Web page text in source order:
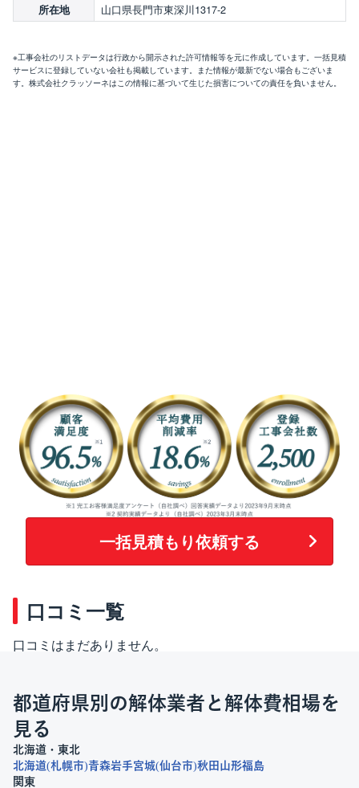
所在地 山口県長門市東深川1317-2
※工事会社のリストデータは行政から開示された許可情報等を元に作成しています。一括見積
サービスに登録していない会社も掲載しています。また情報が最新でない場合もございま
す。株式会社クラッソーネはこの情報に基づいて生じた損害についての責任を負いません。
一括見積もり依頼する
口コミ一覧
口コミはまだありません。
都道府県別の解体業者と解体費相場を
見る
北海道・東北
北海道 札幌市 青森岩手宮城 仙台市 秋田 山形福島
関東